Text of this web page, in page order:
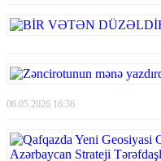
06.05.2026 16:36